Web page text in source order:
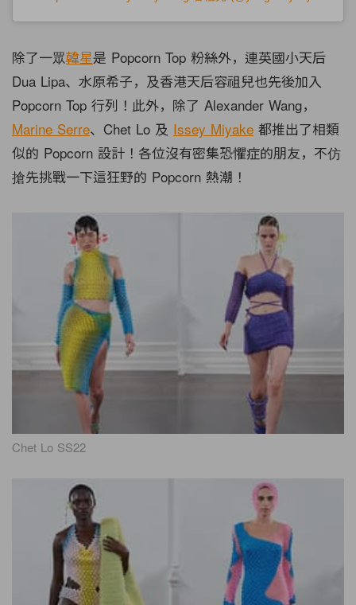
除了一眾韓星是 Popcorn Top 粉絲外，連英國小天后
Dua Lipa、水原希子，及香港天后容祖兒也先後加入
Popcorn Top 行列！此外，除了 Alexander Wang，
Marine Serre、Chet Lo 及 Issey Miyake 都推出了相類
似的 Popcorn 設計！各位沒有密集恐懼症的朋友，不仿
搶先挑戰一下這狂野的 Popcorn 熱潮！
Chet Lo SS22